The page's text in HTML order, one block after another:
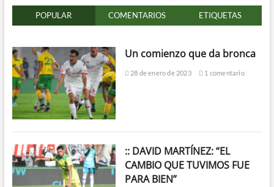
POPULAR COMENTARIOS ETIQUETAS
Un comienzo que da bronca
28 de enero de 2023 1 comentario
:: DAVID MARTÍNEZ: “EL
CAMBIO QUE TUVIMOS FUE
PARA BIEN”